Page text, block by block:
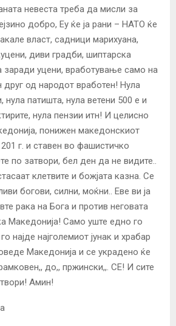
невеста треба да мисли за
добро, Еу ќе ја рани – НАТО ќе
власт, садници марихуана,
диви градби, шиптарска
заради уцени, вработување само на
друг од народот вработен! Нула
нула патишта, нула ветени 500 е и
нула пензии итн! И целисно
понижен македонскиот
г. и ставен во фашистичко
по затвори, бел ден да не видите..
клетвите и божјата казна. Се
богови, силни, моќни.. Еве ви ја
рака на Бога и против неговата
Македонија! Само уште едно го
најде најголемиот јунак и храбар
Македонија и се украдено ќе
до,, пржински,,. СЕ! И сите
Амин!